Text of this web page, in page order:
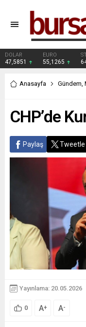
DOLAR
47,5851
EURO
55,1265
Anasayfa Gündem,
CHP’de
Paylaş Tweetle
Yayınlama: 20.05.2026
0 A+ A-